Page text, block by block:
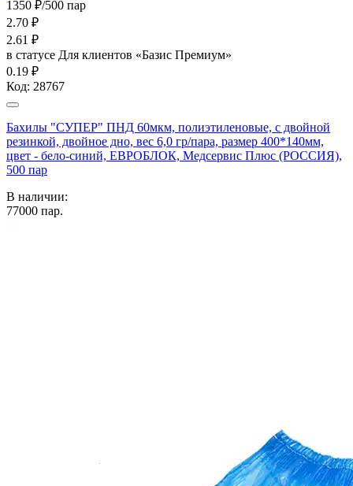
1350 ₽/500 пар
2.70 ₽
2.61 ₽
в статусе Для клиентов «Базис Премиум»
0.19 ₽
Код: 28767
Бахилы "СУПЕР" ПНД 60мкм, полиэтиленовые, с двойной
резинкой, двойное дно, вес 6,0 гр/пара, размер 400*140мм,
цвет - бело-синий, ЕВРОБЛОК, Медсервис Плюс (РОССИЯ),
500 пар
В наличии:
77000 пар.